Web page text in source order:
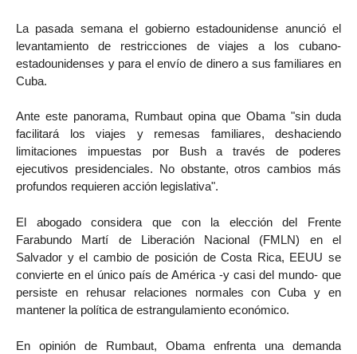
La pasada semana el gobierno estadounidense anunció el
levantamiento de restricciones de viajes a los cubano-
estadounidenses y para el envío de dinero a sus familiares en
Cuba.
Ante este panorama, Rumbaut opina que Obama "sin duda
facilitará los viajes y remesas familiares, deshaciendo
limitaciones impuestas por Bush a través de poderes
ejecutivos presidenciales. No obstante, otros cambios más
profundos requieren acción legislativa".
El abogado considera que con la elección del Frente
Farabundo Martí de Liberación Nacional (FMLN) en el
Salvador y el cambio de posición de Costa Rica, EEUU se
convierte en el único país de América -y casi del mundo- que
persiste en rehusar relaciones normales con Cuba y en
mantener la política de estrangulamiento económico.
En opinión de Rumbaut, Obama enfrenta una demanda